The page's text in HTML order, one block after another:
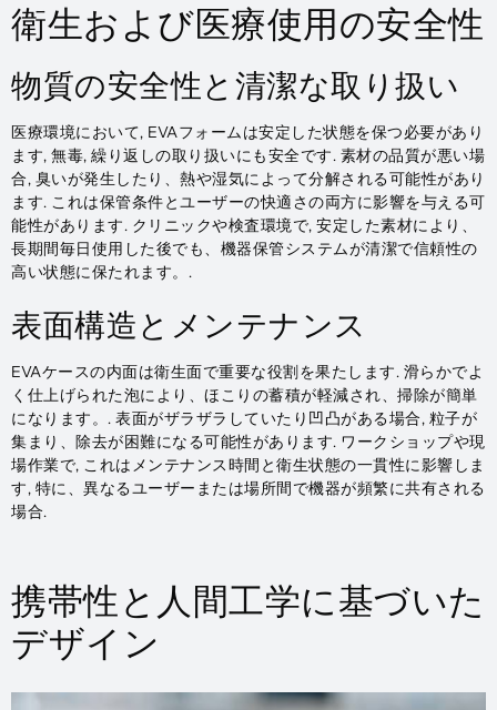
衛生および医療使用の安全性
物質の安全性と清潔な取り扱い
医療環境において, EVAフォームは安定した状態を保つ必要があり
ます, 無毒, 繰り返しの取り扱いにも安全です. 素材の品質が悪い場
合, 臭いが発生したり、熱や湿気によって分解される可能性があり
ます. これは保管条件とユーザーの快適さの両方に影響を与える可
能性があります. クリニックや検査環境で, 安定した素材により、
長期間毎日使用した後でも、機器保管システムが清潔で信頼性の
高い状態に保たれます。.
表面構造とメンテナンス
EVAケースの内面は衛生面で重要な役割を果たします. 滑らかでよ
く仕上げられた泡により、ほこりの蓄積が軽減され、掃除が簡単
になります。. 表面がザラザラしていたり​​凹凸がある場合, 粒子が
集まり、除去が困難になる可能性があります. ワークショップや現
場作業で, これはメンテナンス時間と衛生状態の一貫性に影響しま
す, 特に、異なるユーザーまたは場所間で機器が頻繁に共有される
場合.
携帯性と人間工学に基づいた
デザイン